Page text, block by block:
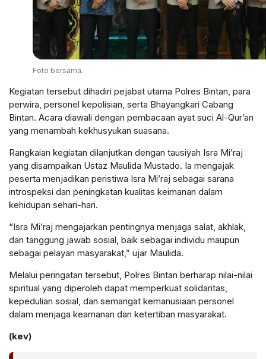
Foto bersama.
Kegiatan tersebut dihadiri pejabat utama Polres Bintan, para
perwira, personel kepolisian, serta Bhayangkari Cabang
Bintan. Acara diawali dengan pembacaan ayat suci Al-Qur’an
yang menambah kekhusyukan suasana.
Rangkaian kegiatan dilanjutkan dengan tausiyah Isra Mi’raj
yang disampaikan Ustaz Maulida Mustado. Ia mengajak
peserta menjadikan peristiwa Isra Mi’raj sebagai sarana
introspeksi dan peningkatan kualitas keimanan dalam
kehidupan sehari-hari.
“Isra Mi’raj mengajarkan pentingnya menjaga salat, akhlak,
dan tanggung jawab sosial, baik sebagai individu maupun
sebagai pelayan masyarakat,” ujar Maulida.
Melalui peringatan tersebut, Polres Bintan berharap nilai-nilai
spiritual yang diperoleh dapat memperkuat solidaritas,
kepedulian sosial, dan semangat kemanusiaan personel
dalam menjaga keamanan dan ketertiban masyarakat.
(kev)